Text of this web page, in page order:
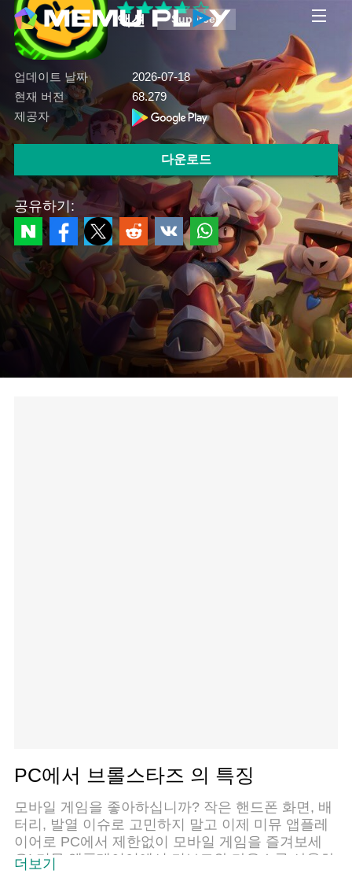
액션 Supercell
업데이트 날짜
2026-07-18
현재 버전
68.279
제공자
다운로드
공유하기:
PC에서 브롤스타즈 의 특징
모바일 게임을 좋아하십니까? 작은 핸드폰 화면, 배
터리, 발열 이슈로 고민하지 말고 이제 미뮤 앱플레
이어로 PC에서 제한없이 모바일 게임을 즐겨보세
요! 미뮤 앱플레이어에서 키보드와 마우스를 사용하
더보기